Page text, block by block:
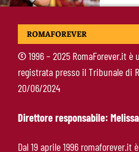
Mercato
Roma-
ROMAFOREVER
©1996 – 2025 RomaForever.it
registrata presso il Tribunale di
20/06/2024
Direttore responsabile:
Dal 19 aprile 1996